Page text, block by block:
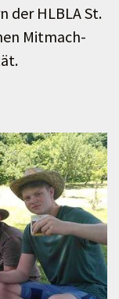
der HLBLA St.
Mitmach-